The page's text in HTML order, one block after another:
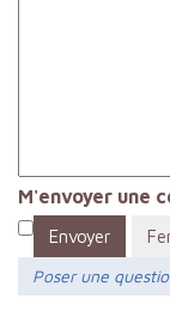
M'envoyer une
Envoyer
Poser une